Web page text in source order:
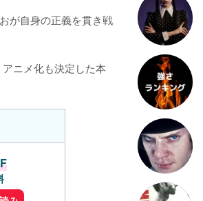
が自身の正義を貫き戦
ニメ化も決定した本